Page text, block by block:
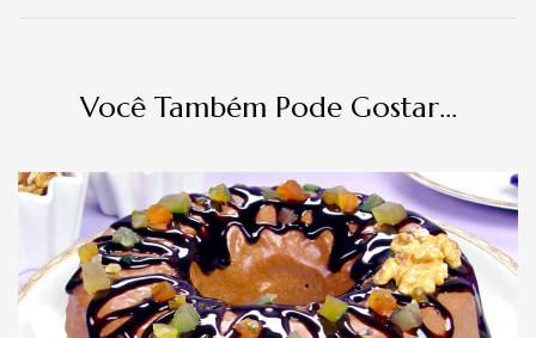
Você Também Pode Gostar...